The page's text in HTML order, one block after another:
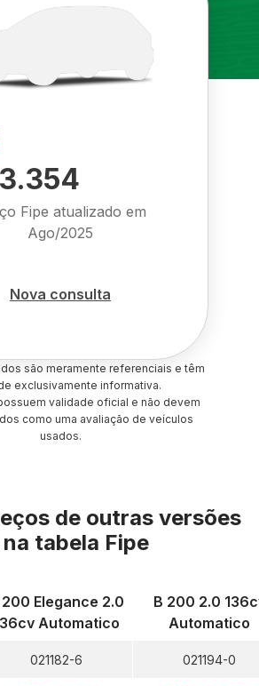
Fipe atualizado em
Ago/2025
Nova consulta
são meramente referenciais e têm
exclusivamente informativa.
validade oficial e não devem
como uma avaliação de veículos
usados.
de outras versões
na tabela Fipe
Elegance 2.0
Automatico
021182-6
B 200 2.0
Automatico
021194-0